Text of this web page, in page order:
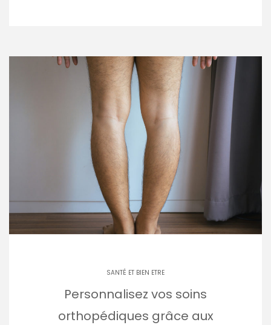
SANTÉ ET BIEN ETRE
Personnalisez vos soins
orthopédiques grâce aux